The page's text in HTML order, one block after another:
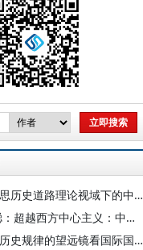
唐爱军：马克思历史道路理论视域下的中国式现代化
唐爱军 刘智聪：超越西方中心主义：中国式现代化的独特世界观
唐爱军：端起历史规律的望远镜看国际国内形势